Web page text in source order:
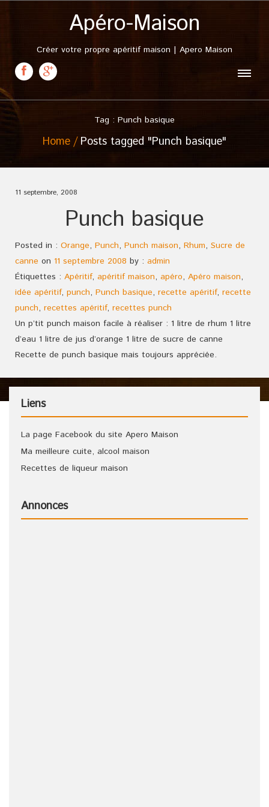
Apéro-Maison
Créer votre propre apéritif maison | Apero Maison
Tag : Punch basique
Home Posts tagged "Punch basique"
11 septembre, 2008
Punch basique
Posted in : Orange, Punch, Punch maison, Rhum, Sucre de
canne on 11 septembre 2008 by : admin
Étiquettes : Apéritif, apéritif maison, apéro, Apéro maison,
idée apéritif, punch, Punch basique, recette apéritif, recette
punch, recettes apéritif, recettes punch
Un p’tit punch maison facile à réaliser : 1 litre de rhum 1 litre
d’eau 1 litre de jus d’orange 1 litre de sucre de canne
Recette de punch basique mais toujours appréciée.
Liens
La page Facebook du site Apero Maison
Ma meilleure cuite, alcool maison
Recettes de liqueur maison
Annonces